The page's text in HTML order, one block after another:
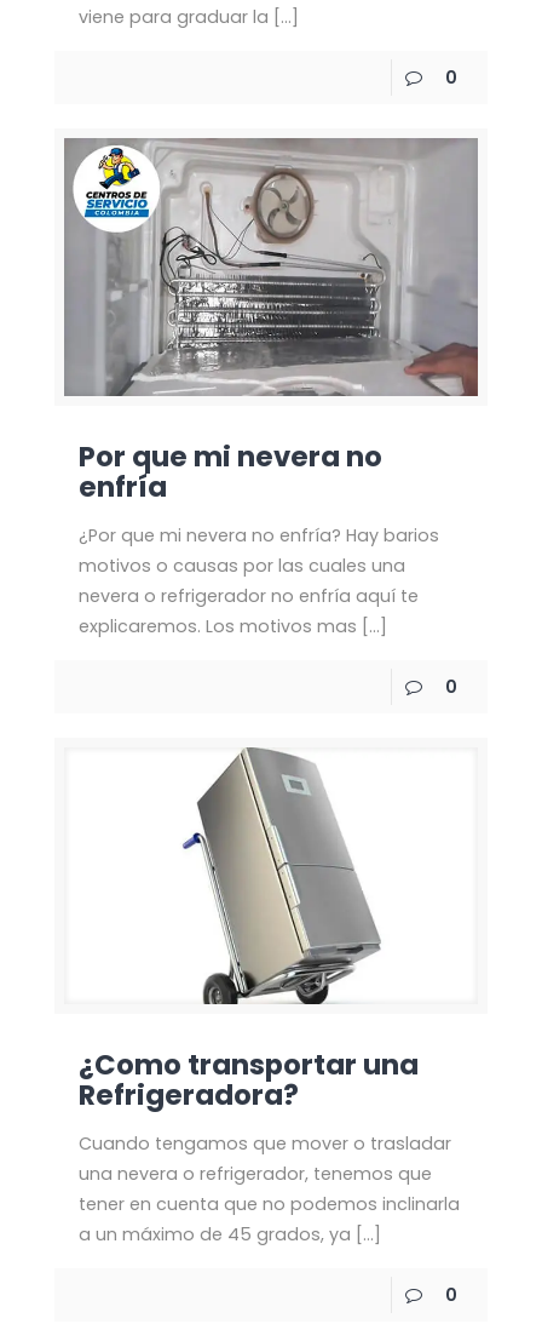
viene para graduar la […]
0
Por que mi nevera no
enfría
¿Por que mi nevera no enfría? Hay barios
motivos o causas por las cuales una
nevera o refrigerador no enfría aquí te
explicaremos. Los motivos mas […]
0
¿Como transportar una
Refrigeradora?
Cuando tengamos que mover o trasladar
una nevera o refrigerador, tenemos que
tener en cuenta que no podemos inclinarla
a un máximo de 45 grados, ya […]
0